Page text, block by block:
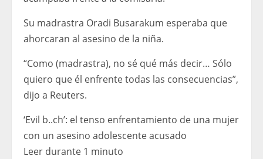
Su madrastra Oradi Busarakum esperaba que
ahorcaran al asesino de la niña.
“Como (madrastra), no sé qué más decir… Sólo
quiero que él enfrente todas las consecuencias”,
dijo a Reuters.
‘Evil b..ch’: el tenso enfrentamiento de una mujer
con un asesino adolescente acusado
Leer durante 1 minuto